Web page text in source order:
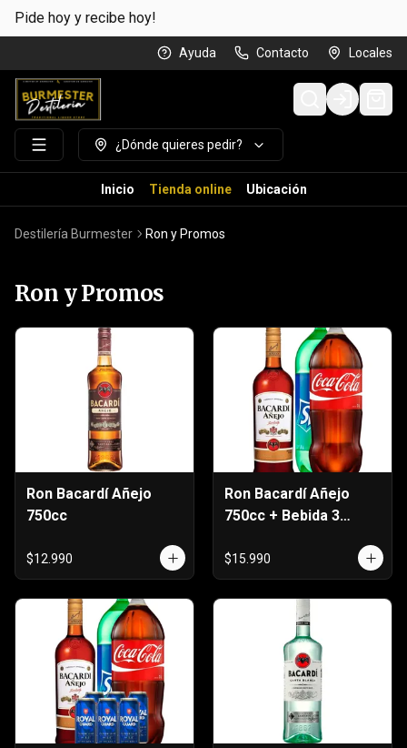
Pide hoy y recibe hoy!
Ayuda Contacto Locales
Login
¿Dónde quieres pedir?
Inicio Tienda online Ubicación
Destilería Burmester Ron y Promos
Ron y Promos
Ron Bacardí Añejo
750cc
$12.990
Ron Bacardí Añejo
750cc + Bebida 3
$15.990